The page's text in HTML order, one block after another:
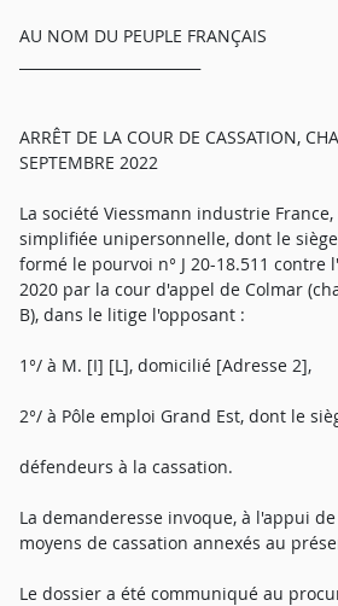
AU NOM DU PEUPLE FRANÇAIS
ARRÊT DE LA COUR DE CASSATION,
SEPTEMBRE 2022
La société Viessmann industrie
simplifiée unipersonnelle, dont le
formé le pourvoi n° J 20-18.511 contre
2020 par la cour d'appel de Colmar
B), dans le litige l'opposant :
1°/ à M. [I] [L], domicilié [Adresse 2],
2°/ à Pôle emploi Grand Est, dont le
défendeurs à la cassation.
La demanderesse invoque, à l'appui
moyens de cassation annexés au
Le dossier a été communiqué au